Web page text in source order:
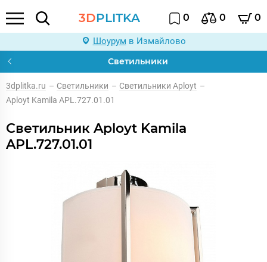
3DPLITKA 0 0 0
Шоурум в Измайлово
Светильники
3dplitka.ru – Светильники – Светильники Aployt –
Aployt Kamila APL.727.01.01
Светильник Aployt Kamila
APL.727.01.01